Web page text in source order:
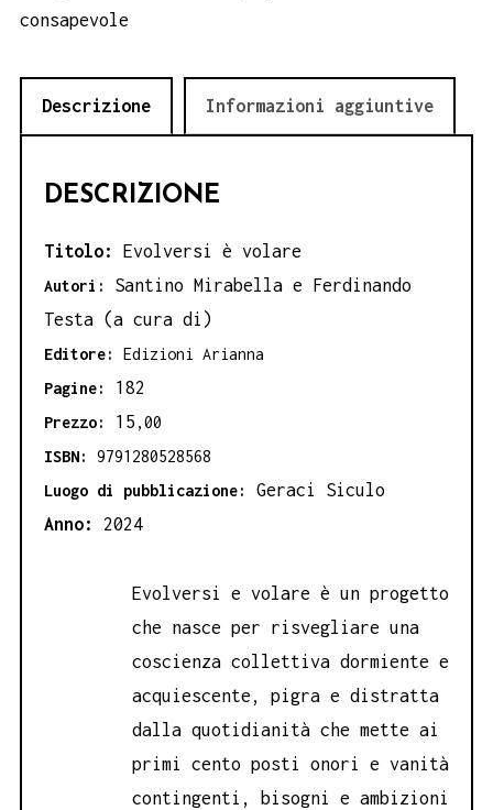
quantità
consapevole
Descrizione Informazioni aggiuntive
DESCRIZIONE
Titolo: Evolversi è volare
Autori: Santino Mirabella e Ferdinando
Testa (a cura di)
Editore: Edizioni Arianna
Pagine:
182
Prezzo: 15 ,00
ISBN: 9791280528568
Luogo di pubblicazione:
Geraci Siculo
Anno: 2024
Evolversi e volare è un progetto
che nasce per risvegliare una
coscienza collettiva dormiente e
acquiescente, pigra e distratta
dalla quotidianità che mette ai
primi cento posti onori e vanità
contingenti, bisogni e ambizioni